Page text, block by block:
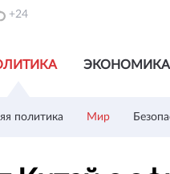
+24
ЭКОНОМИКА
политика Мир